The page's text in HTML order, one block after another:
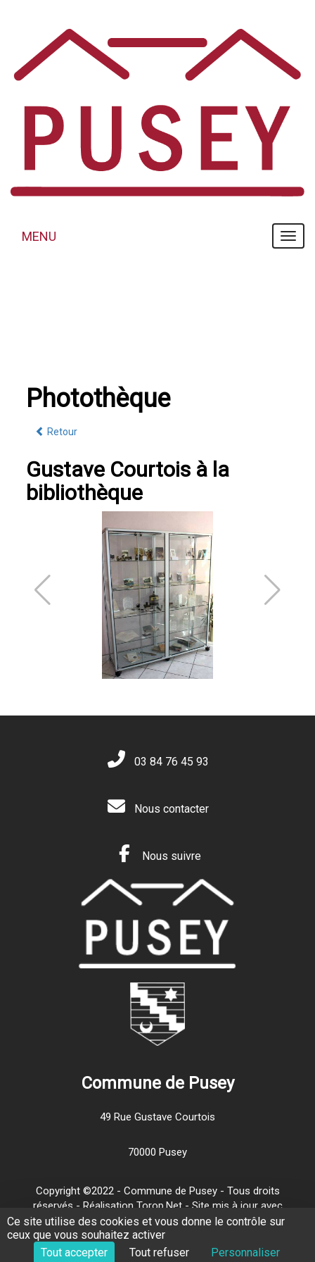
MENU
MENU
Photothèque
Retour
Gustave Courtois à la
bibliothèque
03 84 76 45 93
Nous contacter
Nous suivre
Commune de Pusey
49 Rue Gustave Courtois
70000 Pusey
Copyright ©2022 - Commune de Pusey - Tous droits
réservés - Réalisation Torop.Net - Site mis à jour avec
wsb-Mentions légales- Traitement de vos données
personnelles-
Ce site utilise des cookies et vous donne le contrôle sur
ceux que vous souhaitez activer
Tout accepter
Tout refuser Personnaliser